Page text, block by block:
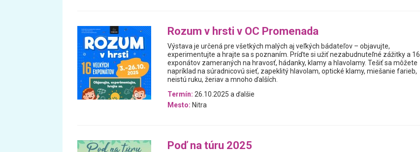
Rozum v hrsti v OC Promenada
Výstava je určená pre všetkých malých aj veľkých bádateľov – objavujte,
experimentujte a hrajte sa s poznaním. Príďte si užiť nezabudnuteľné zážitky a 16
exponátov zameraných na hravosť, hádanky, klamy a hlavolamy. Tešiť sa môžete
napríklad na súradnicovú sieť, zapeklitý hlavolam, optické klamy, miešanie farieb,
neistú ruku, žeriav a mnoho ďalších.
Termín: 26.10.2025 a ďalšie
Mesto: Nitra
Poď na túru 2025